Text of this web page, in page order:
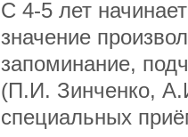
С 4-5 лет
значение
запоминание,
(П.И. Зинченко,
специальных